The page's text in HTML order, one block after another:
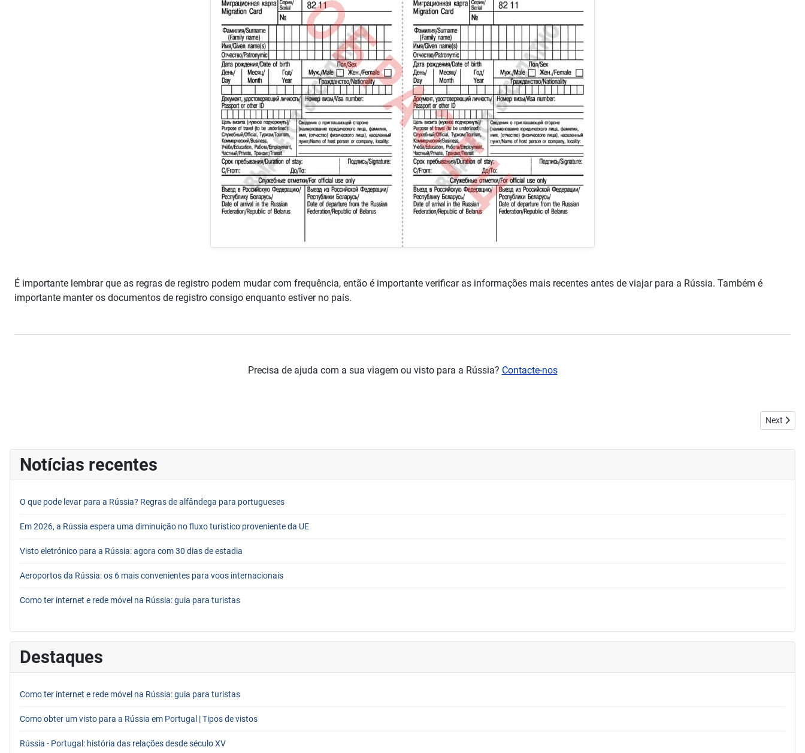
É importante lembrar que as regras de registro podem mudar com frequência, então é importante verificar as informações mais recentes antes de viajar para a Rússia. Também é
importante manter os documentos de registro consigo enquanto estiver no país.
Precisa de ajuda com a sua viagem ou visto para a Rússia? Contacte-nos
Next
Next
Notícias recentes
O que pode levar para a Rússia? Regras de alfândega para portugueses
Em 2026, a Rússia espera uma diminuição no fluxo turístico proveniente da UE
Visto eletrónico para a Rússia: agora com 30 dias de estadia
Aeroportos da Rússia: os 6 mais convenientes para voos internacionais
Como ter internet e rede móvel na Rússia: guia para turistas
Destaques
Como ter internet e rede móvel na Rússia: guia para turistas
Como obter um visto para a Rússia em Portugal | Tipos de vistos
Rússia - Portugal: história das relações desde século XV